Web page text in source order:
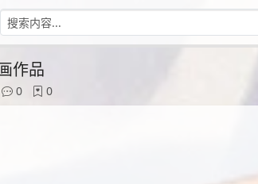
作品
0 0